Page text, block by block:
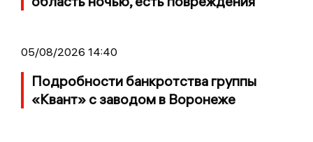
05/08/2026 14:40
Подробности банкротства группы
«Квант» с заводом в Воронеже